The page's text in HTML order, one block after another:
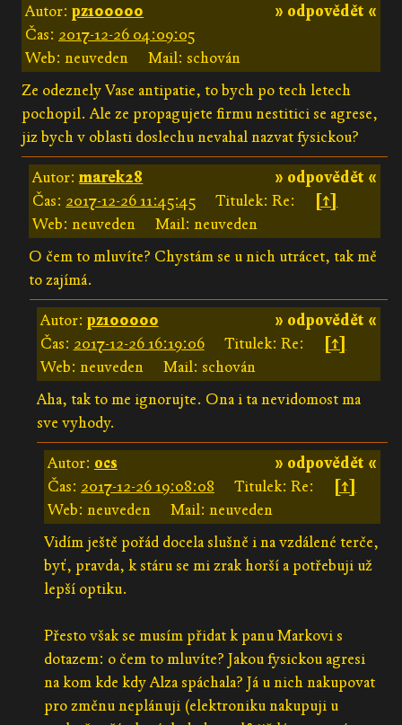
» odpovědět «
Autor: pz100000
Čas: 2017-12-26 04:09:05
Web: neuveden
Mail: schován
Ze odeznely Vase antipatie, to bych po tech letech
pochopil. Ale ze propagujete firmu nestitici se agrese,
jiz bych v oblasti doslechu nevahal nazvat fysickou?
» odpovědět «
Autor:marek28
Čas: 2017-12-26 11:45:45 Titulek: Re:
[↑]
Web: neuveden
Mail: neuveden
O čem to mluvíte? Chystám se u nich utrácet, tak mě
to zajímá.
» odpovědět «
Autor: pz100000
Čas: 2017-12-26 16:19:06 Titulek: Re:
[↑]
Web: neuveden
Mail: schován
Aha, tak to me ignorujte. Ona i ta nevidomost ma
sve vyhody.
» odpovědět «
Autor: ocs
Čas: 2017-12-26 19:08:08 Titulek: Re:
[↑]
Web: neuveden
Mail: neuveden
Vidím ještě pořád docela slušně i na vzdálené terče,
byť, pravda, k stáru se mi zrak horší a potřebuji už
lepší optiku.
Přesto však se musím přidat k panu Markovi s
dotazem: o čem to mluvíte? Jakou fysickou agresi
na kom kde kdy Alza spáchala? Já u nich nakupovat
pro změnu neplánuji (elektroniku nakupuji u